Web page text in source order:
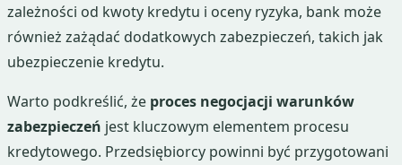
zależności od kwoty kredytu i oceny ryzyka, bank może
również zażądać dodatkowych zabezpieczeń, takich jak
ubezpieczenie kredytu.
Warto podkreślić, że proces negocjacji warunków
zabezpieczeń jest kluczowym elementem procesu
kredytowego. Przedsiębiorcy powinni być przygotowani